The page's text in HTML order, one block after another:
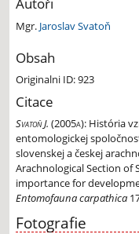
Autoři
Mgr. Jaroslav Svatoň
Obsah
Originalni ID: 923
Citace
Svatoň J. (2005a): História
entomologickej
slovenskej a českej
Arachnological Section of
importance for
Entomofauna carpathica
Fotografie